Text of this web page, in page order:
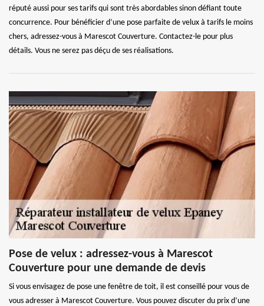
réputé aussi pour ses tarifs qui sont très abordables sinon défiant toute
concurrence. Pour bénéficier d’une pose parfaite de velux à tarifs le moins
chers, adressez-vous à Marescot Couverture. Contactez-le pour plus
détails. Vous ne serez pas déçu de ses réalisations.
Pose de velux : adressez-vous à Marescot
Couverture pour une demande de devis
Si vous envisagez de pose une fenêtre de toit, il est conseillé pour vous de
vous adresser à Marescot Couverture. Vous pouvez discuter du prix d’une